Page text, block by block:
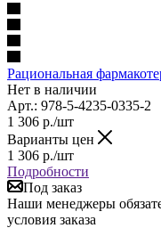
Рациональная
Нет в наличии
Арт.: 978-5-4235-0335-2
1 306 р./шт
Варианты цен
1 306 р./шт
Подробности
Под заказ
Наши менеджеры
условия заказа